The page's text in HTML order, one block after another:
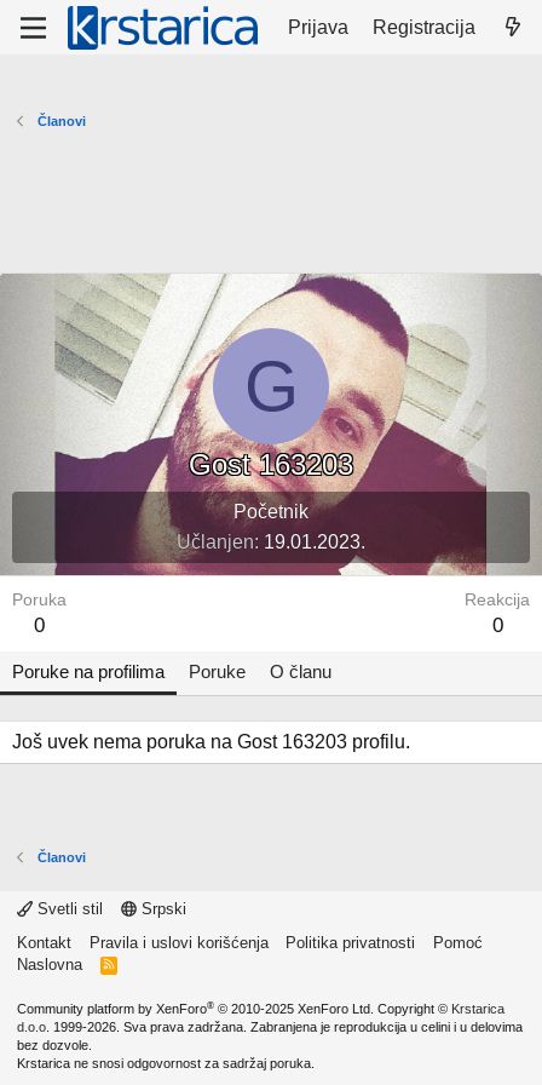
Prijava Registracija
Članovi
G
Gost 163203
Početnik
Učlanjen 19.01.2023.
Poruka
0
Reakcija
0
Poruke na profilima Poruke O članu
Još uvek nema poruka na Gost 163203 profilu.
Članovi
Svetli stil
Srpski
Kontakt
Pravila i uslovi korišćenja Politika privatnosti
Pomoć
Naslovna
R
Community platform by XenForo® © 2010-2025 XenForo Ltd. Copyright © Krstarica
d.o.o. 1999-2026. Sva prava zadržana. Zabranjena je reprodukcija u celini i u delovima
bez dozvole.
Krstarica ne snosi odgovornost za sadržaj poruka.